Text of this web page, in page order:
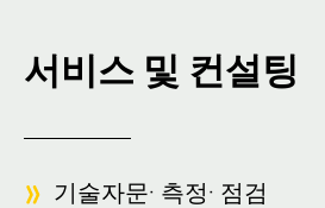
서비스 및 컨설팅
기술자문· 측정· 점검